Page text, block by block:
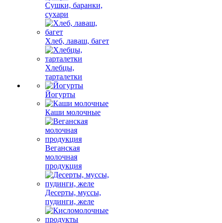
Сушки, баранки,
сухари
Хлеб, лаваш, багет
Хлебцы,
тарталетки
Йогурты
Каши молочные
Веганская
молочная
продукция
Десерты, муссы,
пудинги, желе